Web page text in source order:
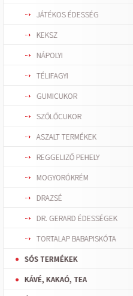
JÁTÉKOS ÉDESSÉG
KEKSZ
NÁPOLYI
TÉLIFAGYI
GUMICUKOR
SZŐLŐCUKOR
ASZALT TERMÉKEK
REGGELIZŐ PEHELY
MOGYORÓKRÉM
DRAZSÉ
DR. GERARD ÉDESSÉGEK
TORTALAP BABAPISKÓTA
SÓS TERMÉKEK
KÁVÉ, KAKAÓ, TEA